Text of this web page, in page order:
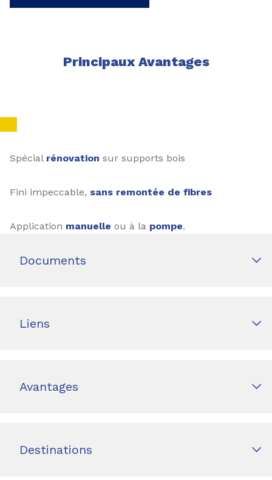
Principaux Avantages
Spécial rénovation sur supports bois
Fini impeccable, sans remontée de fibres
Application manuelle ou à la pompe.
Documents
Liens
Avantages
Destinations